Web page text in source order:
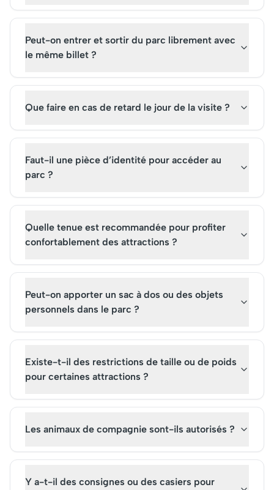
Peut-on entrer et sortir du parc librement avec
le même billet ?
Que faire en cas de retard le jour de la visite ?
Faut-il une pièce d’identité pour accéder au
parc ?
Quelle tenue est recommandée pour profiter
confortablement des attractions ?
Peut-on apporter un sac à dos ou des objets
personnels dans le parc ?
Existe-t-il des restrictions de taille ou de poids
pour certaines attractions ?
Les animaux de compagnie sont-ils autorisés ?
Y a-t-il des consignes ou des casiers pour